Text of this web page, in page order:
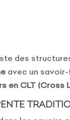
des
avec un
en CLT (Cross